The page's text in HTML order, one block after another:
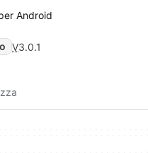
Android
V3.0.1